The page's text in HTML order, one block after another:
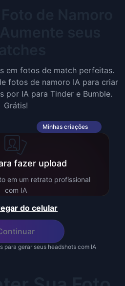
de Namoro
seus
em fotos de match perfeitas.
fotos de namoro IA para criar
por IA para Tinder e Bumble.
Grátis!
Minhas criações
fazer upload
em um retrato profissional
com IA
do celular
para gerar seus headshots com IA